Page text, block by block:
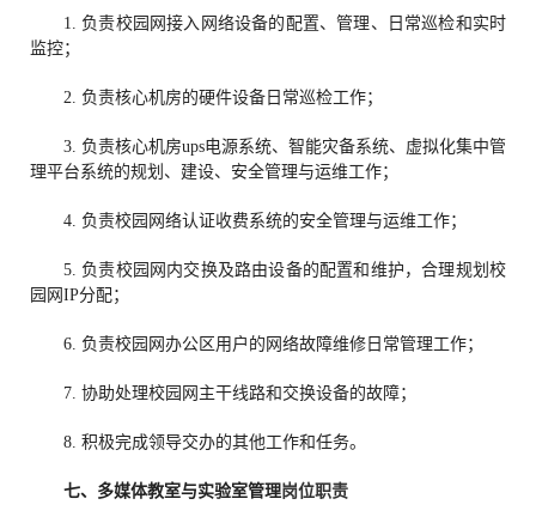
1. 负责校园网接入网络设备的配置、管理、日常巡检和实时
监控；
2. 负责核心机房的硬件设备日常巡检工作；
3. 负责核心机房ups电源系统、智能灾备系统、虚拟化集中管
理平台系统的规划、建设、安全管理与运维工作；
4. 负责校园网络认证收费系统的安全管理与运维工作；
5. 负责校园网内交换及路由设备的配置和维护，合理规划校
园网IP分配；
6. 负责校园网办公区用户的网络故障维修日常管理工作；
7. 协助处理校园网主干线路和交换设备的故障；
8. 积极完成领导交办的其他工作和任务。
七、 多媒体教室与实验室管理岗位职责